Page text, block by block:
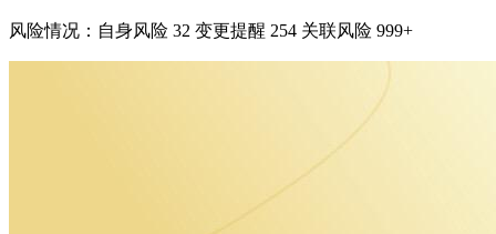
风险情况：自身风险 32 变更提醒 254 关联风险 999+